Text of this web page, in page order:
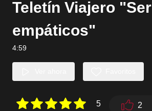
Teletín Viajero "Ser
empáticos"
4:59
5 2